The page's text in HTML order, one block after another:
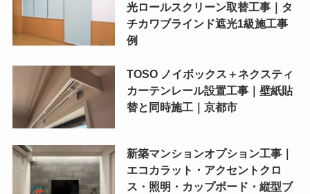
光ロールスクリーン取替工事｜タ
チカワブラインド遮光1級施工事
例
TOSO ノイボックス＋ネクスティ
カーテンレール設置工事｜壁紙貼
替と同時施工｜京都市
新築マンションオプション工事｜
エコカラット・アクセントクロ
ス・照明・カップボード・縦型ブ